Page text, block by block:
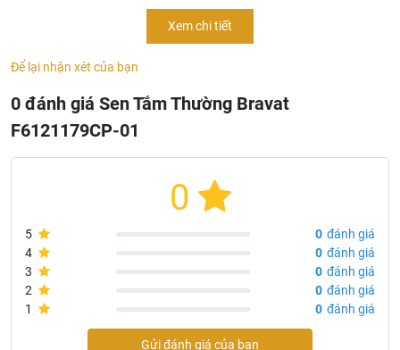
- Mode:F6121179CP-01
- Thân bằng đồng
- Tay cầm bằng kẽm
- Tốc độ dòng chảy: 20L / phút @ 0,3MPa
- Sản xuất tại: Trung Quốc
- Thương hiệu: Bravat
Xem chi tiết
Để lại nhận xét của bạn
0 đánh giá Sen Tắm Thường Bravat
F6121179CP-01
0
5 0 đánh giá
4
0 đánh giá
3
0 đánh giá
2
0 đánh giá
1
0 đánh giá
Gửi đánh giá của bạn